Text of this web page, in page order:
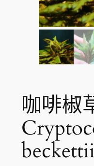
咖啡椒